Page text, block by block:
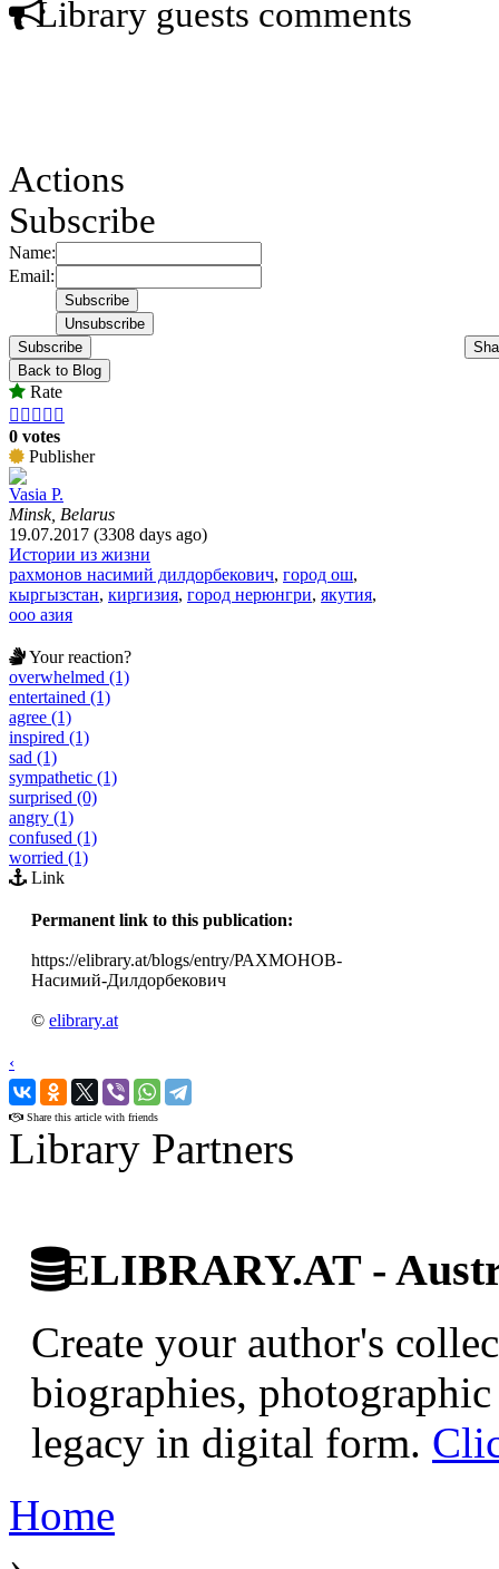
Library guests comments
Actions
Subscribe
Name:
Email:
Subscribe
Back to Blog
Rate
    
0 votes
Publisher
Vasia P.
Minsk, Belarus
19.07.2017 (3308 days ago)
Истории из жизни
рахмонов насимий дилдорбекович, город ош,
кыргызстан, киргизия, город нерюнгри, якутия,
ооо азия
Your reaction?
overwhelmed (1)
entertained (1)
agree (1)
inspired (1)
sad (1)
sympathetic (1)
surprised (0)
angry (1)
confused (1)
worried (1)
Link
Permanent link to this publication:
https://elibrary.at/blogs/entry/РАХМОНОВ-
Насимий-Дилдорбекович
© elibrary.at
‹
›
Share this article with friends
Library Partners
ELIBRARY.AT -
Create your author's
biographies,
legacy in digital form.
Home